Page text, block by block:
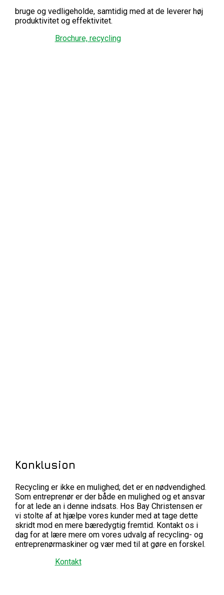
bruge og vedligeholde, samtidig med at de leverer høj
produktivitet og effektivitet.
Brochure, recycling
Konklusion
Recycling er ikke en mulighed; det er en nødvendighed.
Som entreprenør er der både en mulighed og et ansvar
for at lede an i denne indsats. Hos Bay Christensen er
vi stolte af at hjælpe vores kunder med at tage dette
skridt mod en mere bæredygtig fremtid. Kontakt os i
dag for at lære mere om vores udvalg af recycling- og
entreprenørmaskiner og vær med til at gøre en forskel.
Kontakt